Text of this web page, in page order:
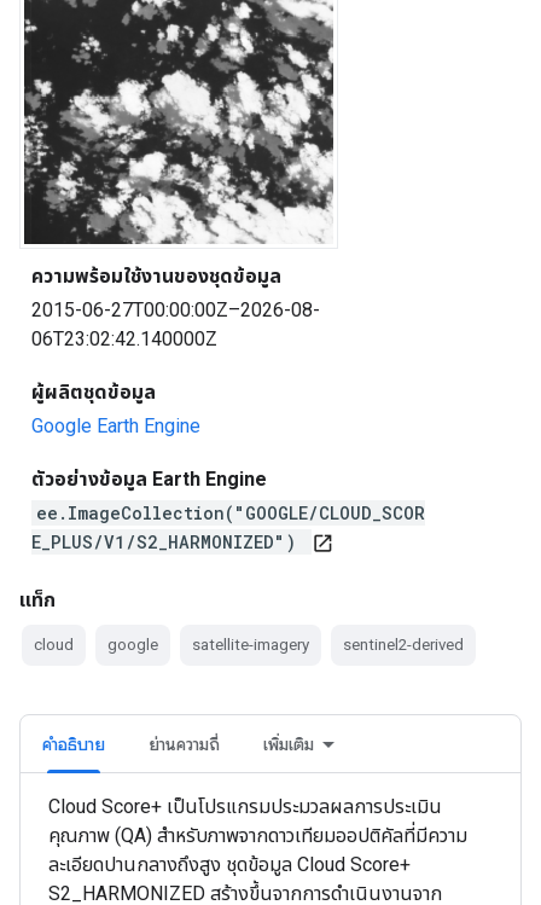
ความพร้อมใช้งานของชุดข้อมูล
2015-06-27T00:00:00Z–2026-08-
06T23:02:42.140000Z
ผู้ผลิตชุดข้อมูล
Google Earth Engine
ตัวอย่างข้อมูล Earth Engine
ee.ImageCollection("GOOGLE/CLOUD_SCOR
E_PLUS/V1/S2_HARMONIZED")
open_in_new
แท็ก
cloud google satellite-imagery sentinel2-derived
คำอธิบาย ย่านความถี่ เพิ่มเติม
Cloud Score+ เป็นโปรแกรมประมวลผลการประเมิน
คุณภาพ (QA) สำหรับภาพจากดาวเทียมออปติคัลที่มีความ
ละเอียดปานกลางถึงสูง ชุดข้อมูล Cloud Score+
S2_HARMONIZED สร้างขึ้นจากการดำเนินงานจาก